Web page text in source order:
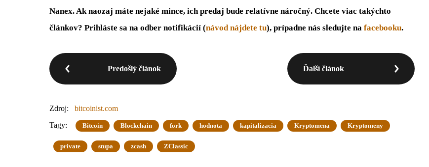
Nanex. Ak naozaj máte nejaké mince, ich predaj bude relatívne náročný. Chcete viac takýchto
článkov? Prihláste sa na odber notifikácií (návod nájdete tu), prípadne nás sledujte na facebooku.
Predošlý článok Ďalší článok
Zdroj:
bitcoinist.com
Tagy:
Bitcoin Blockchain fork hodnota kapitalizacia Kryptomena Kryptomeny
private stupa zcash ZClassic